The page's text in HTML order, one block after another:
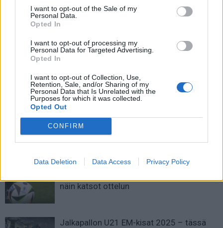
I want to opt-out of the Sale of my
Personal Data.
Opted In
I want to opt-out of processing my
Personal Data for Targeted Advertising.
Opted In
I want to opt-out of Collection, Use,
Retention, Sale, and/or Sharing of my
Personal Data that Is Unrelated with the
Purposes for which it was collected.
Opted Out
CONFIRM
Data Deletion Data Access Privacy Policy
Edellinen artikkeli
Valmistautuminen Euro 2024 -
turnaukseen fanin näkökulmasta
tappiottoman putkensa elossa –
Josip Stanisic tasoitti UEL-
LIITTYVÄT ARTIKKELIT LISÄÄ TEKIJÄLTÄ
Suomen MM-karsintojen näkymät –
todellinen jalkapallokommentaattorin
näin katsot ottelun
Jalkapallon U21 EM-kisat 2025 – tässä